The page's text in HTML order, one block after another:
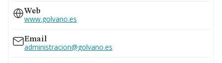
602...
Ver teléfono 602...
Web
www.golvano.es
Email
administracion@golvano.es